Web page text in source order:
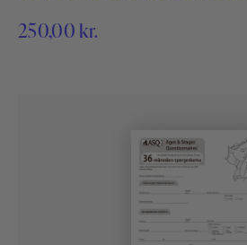
småbørn. Det har afgørende betydning
250,00 kr.